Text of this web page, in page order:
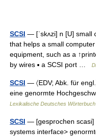
SCSI — [ˈskʌzi] n [U] small
that helps a small
equipment, such as a
by wires ▪ a SCSI port …
SCSI — 〈EDV; Abk. für
eine genormte
Lexikalische Deutsches Wörterbuch
SCSI — [gesprochen scasi]
systems interface>